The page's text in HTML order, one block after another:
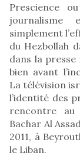
Prescience
journalisme
simplement
du Hezbollah
dans la
bien avant
La télévision
l’identité des
rencontre
Bachar Al
2011, à
le Liban.